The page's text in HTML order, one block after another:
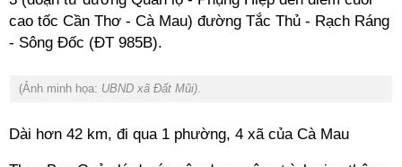
cao tốc Cần Thơ - Cà Mau) đường Tắc Thủ - Rạch Ráng
- Sông Đốc (ĐT 985B).
(Ảnh minh họa: UBND xã Đất Mũi).
Dài hơn 42 km, đi qua 1 phường, 4 xã của Cà Mau